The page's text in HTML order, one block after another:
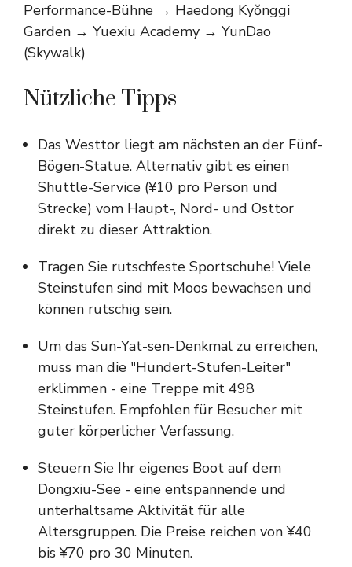
Performance-Bühne → Haedong Kyŏnggi
Garden → Yuexiu Academy → YunDao
(Skywalk)
Nützliche Tipps
Das Westtor liegt am nächsten an der Fünf-
Bögen-Statue. Alternativ gibt es einen
Shuttle-Service (¥10 pro Person und
Strecke) vom Haupt-, Nord- und Osttor
direkt zu dieser Attraktion.
Tragen Sie rutschfeste Sportschuhe! Viele
Steinstufen sind mit Moos bewachsen und
können rutschig sein.
Um das Sun-Yat-sen-Denkmal zu erreichen,
muss man die "Hundert-Stufen-Leiter"
erklimmen - eine Treppe mit 498
Steinstufen. Empfohlen für Besucher mit
guter körperlicher Verfassung.
Steuern Sie Ihr eigenes Boot auf dem
Dongxiu-See - eine entspannende und
unterhaltsame Aktivität für alle
Altersgruppen. Die Preise reichen von ¥40
bis ¥70 pro 30 Minuten.